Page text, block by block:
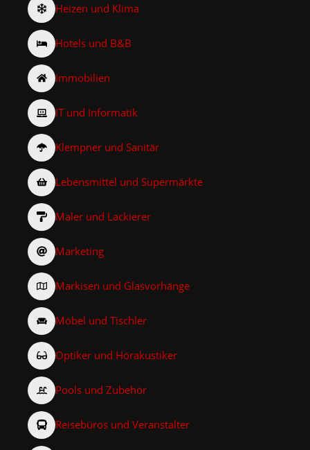
Heizen und Klima
Hotels und B&B
Immobilien
IT und Informatik
Klempner und Sanitär
Lebensmittel und Supermärkte
Maler und Lackierer
Marketing
Markisen und Glasvorhänge
Möbel und Tischler
Optiker und Hörakustiker
Pools und Zubehör
Reisebüros und Veranstalter